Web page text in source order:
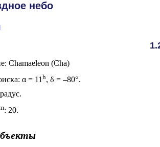
небо
Chamaeleon (Cha)
α = 11 h, δ = –80°.
: 20.